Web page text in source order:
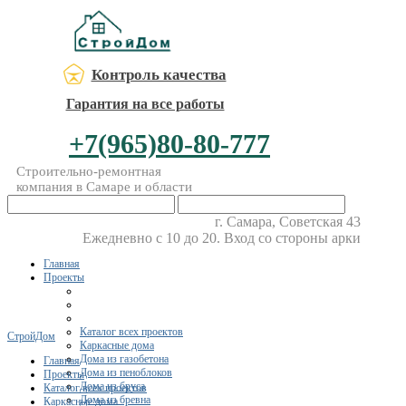
Контроль качества
Гарантия на все работы
+7(965)80-80-777
Строительно-ремонтная
компания в Самаре и области
г. Самара, Советская 43
Ежедневно с 10 до 20. Вход со стороны арки
Главная
Проекты
Каталог всех проектов
Каркасные дома
Дома из газобетона
Дома из пеноблоков
Дома из бруса
Дома из бревна
СтройДом
Главная
Проекты
Каталог всех проектов
Каркасные дома